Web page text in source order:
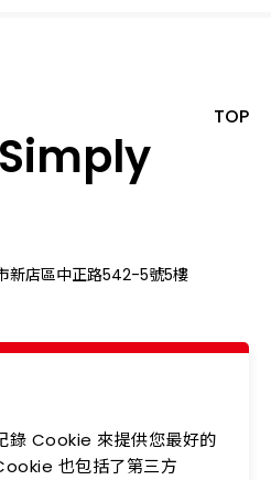
新店區中正路542-5號5樓
TOP
最新消息
企業永續
錄 Cookie 來提供您最好的
也包括了第三方